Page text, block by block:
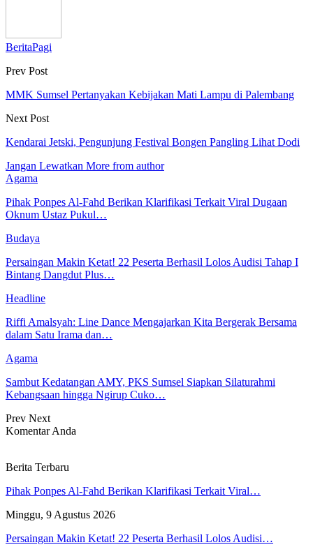
BeritaPagi
Prev Post
MMK Sumsel Pertanyakan Kebijakan Mati Lampu di Palembang
Next Post
Kendarai Jetski, Pengunjung Festival Bongen Pangling Lihat Dodi
Jangan Lewatkan More from author
Agama
Pihak Ponpes Al-Fahd Berikan Klarifikasi Terkait Viral Dugaan
Oknum Ustaz Pukul…
Budaya
Persaingan Makin Ketat! 22 Peserta Berhasil Lolos Audisi Tahap I
Bintang Dangdut Plus…
Headline
Riffi Amalsyah: Line Dance Mengajarkan Kita Bergerak Bersama
dalam Satu Irama dan…
Agama
Sambut Kedatangan AMY, PKS Sumsel Siapkan Silaturahmi
Kebangsaan hingga Ngirup Cuko…
Prev Next
Komentar Anda
Berita Terbaru
Pihak Ponpes Al-Fahd Berikan Klarifikasi Terkait Viral…
Minggu, 9 Agustus 2026
Persaingan Makin Ketat! 22 Peserta Berhasil Lolos Audisi…